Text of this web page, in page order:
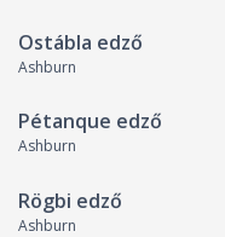
Ostábla edző
Ashburn
Pétanque edző
Ashburn
Rögbi edző
Ashburn